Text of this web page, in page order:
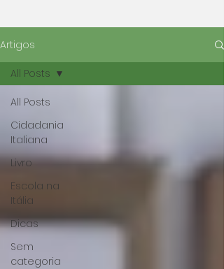
Artigos
All Posts
Cidadania
Italiana
Livro
Escola na
Itália
Dicas
Sem
categoria
All Posts